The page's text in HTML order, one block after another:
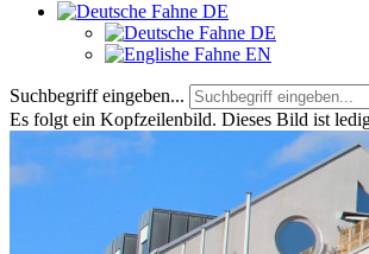
DE
DE
EN
Suchbegriff eingeben...
Es folgt ein Kopfzeilenbild. Dieses Bild ist